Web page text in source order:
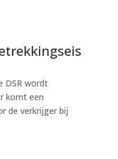
DSR wordt
komt een
de verkrijger bij